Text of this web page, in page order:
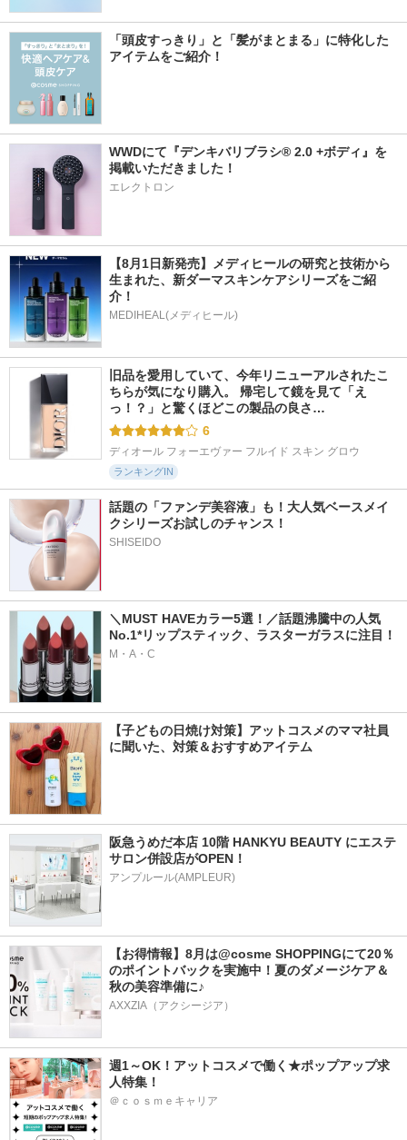
「頭皮すっきり」と「髪がまとまる」に特化した
アイテムをご紹介！
WWDにて『デンキバリブラシ® 2.0 +ボディ』を
掲載いただきました！
エレクトロン
【8月1日新発売】メディヒールの研究と技術から
生まれた、新ダーマスキンケアシリーズをご紹
介！
MEDIHEAL(メディヒール)
旧品を愛用していて、今年リニューアルされたこ
ちらが気になり購入。 帰宅して鏡を見て「え
っ！？」と驚くほどこの製品の良さ…
6
ディオール フォーエヴァー フルイド スキン グロウ
ランキングIN
話題の「ファンデ美容液」も！大人気ベースメイ
クシリーズお試しのチャンス！
SHISEIDO
＼MUST HAVEカラー5選！／話題沸騰中の人気
No.1*リップスティック、ラスターガラスに注目！
M・A・C
【子どもの日焼け対策】アットコスメのママ社員
に聞いた、対策＆おすすめアイテム
阪急うめだ本店 10階 HANKYU BEAUTY にエステ
サロン併設店がOPEN！
アンプルール(AMPLEUR)
【お得情報】8月は@cosme SHOPPINGにて20％
のポイントバックを実施中！夏のダメージケア＆
秋の美容準備に♪
AXXZIA（アクシージア）
週1～OK！アットコスメで働く★ポップアップ求
人特集！
＠ｃｏｓｍｅキャリア